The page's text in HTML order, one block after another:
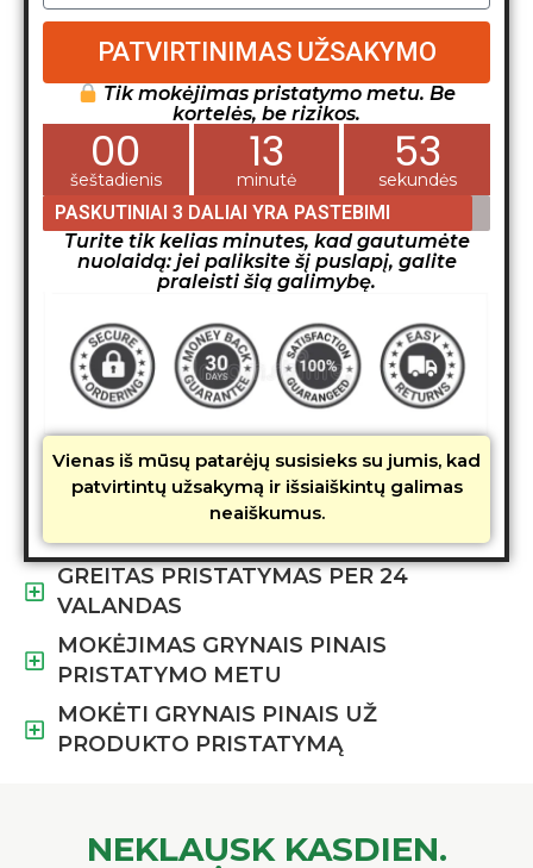
PATVIRTINIMAS UŽSAKYMO
Tik mokėjimas pristatymo metu. Be
kortelės, be rizikos.
00
šeštadienis 13
minutė 52
sekundės
PASKUTINIAI 3 DALIAI YRA PASTEBIMI
Turite tik kelias minutes, kad gautumėte
nuolaidą: jei paliksite šį puslapį, galite
praleisti šią galimybę.
Vienas iš mūsų patarėjų susisieks su jumis, kad
patvirtintų užsakymą ir išsiaiškintų galimas
neaiškumus.
GREITAS PRISTATYMAS PER 24
VALANDAS
MOKĖJIMAS GRYNAIS PINAIS
PRISTATYMO METU
MOKĖTI GRYNAIS PINAIS UŽ
PRODUKTO PRISTATYMĄ
NEKLAUSK KASDIEN.